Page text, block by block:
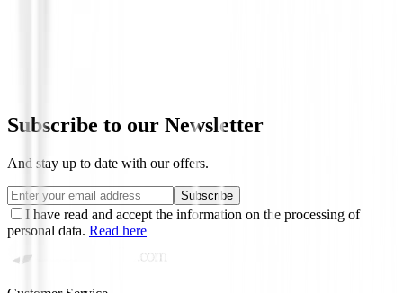
Subscribe to our Newsletter
And stay up to date with our offers.
Subscribe
I have read and accept the information on the processing of
personal data. Read here